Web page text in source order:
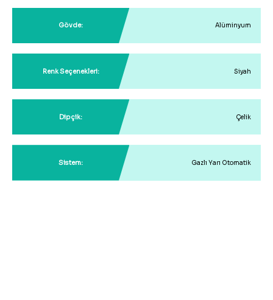
Gövde: Alüminyum
Renk Seçenekleri: Siyah
Dipçik: Çelik
Sistem: Gazlı Yarı Otomatik